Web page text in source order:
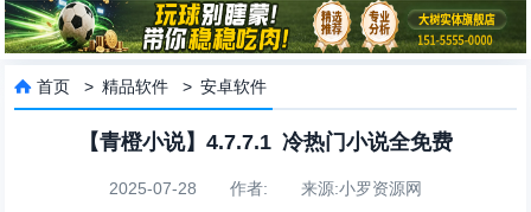
 首页 >精品软件 >安卓软件
【青橙小说】4.7.7.1 冷热门小说全免费
2025-07-28 作者: 来源:小罗资源网